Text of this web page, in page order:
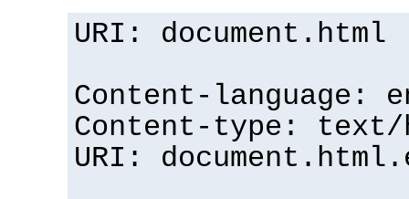
URI: document.html
Content-language:
Content-type: text/
URI: